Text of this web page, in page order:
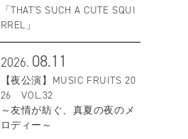
「THAT'S SUCH A CUTE SQUI
RREL」
2026. 08.11
【夜公演】MUSIC FRUITS 20
26 VOL.32
～友情が紡ぐ、真夏の夜のメ
ロディー～